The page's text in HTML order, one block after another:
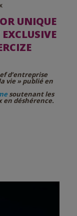
UNIQUE
d’entreprise
vie » publié en
soutenant les
déshérence.